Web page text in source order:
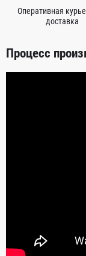
Оперативная
доставка
Процесс